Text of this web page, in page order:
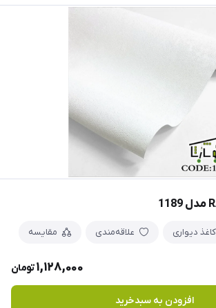
کاغذ دیواری علاقه‌مندی مقایسه
1,128,000تومان
افزودن به سبدخرید